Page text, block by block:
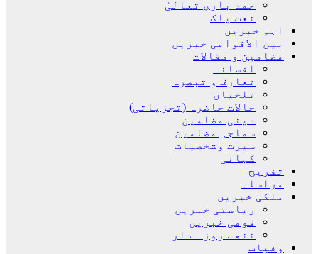
حمد باری تعالیٰ
نعت پاک
اہم خبریں
بین الاقوامی خبریں
مضامین و مقالات
افسانہ
تعارف و تبصرہ
تلخیاں
حالات حاضرہ (تجزیاتی)
دینی مضامین
سماجی مضامین
سیرت وشخصیات
کہانی
تفریح
مراسلہ
ملکی خبریں
ریاستی خبریں
قومی خبریں
ننھے روزہ دار
وفیات